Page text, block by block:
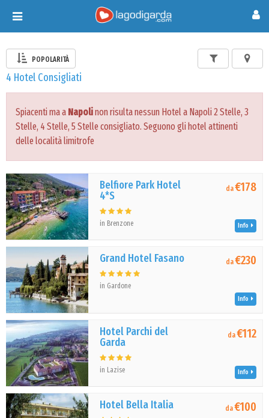
Toggle
navigation
POPOLARITÀ
4 Hotel Consigliati
Spiacenti ma a Napolinon risulta nessun Hotel a Napoli 2 Stelle, 3
Stelle, 4 Stelle, 5 Stelle consigliato. Seguono gli hotel attinenti
delle località limitrofe
Belfiore Park Hotel
4*S
in Brenzone
da€178
Info
Grand Hotel Fasano
in Gardone
da€230
Info
Hotel Parchi del
Garda
in Lazise
da€112
Info
Hotel Bella Italia da€100